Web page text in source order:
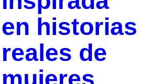
en historias
reales de